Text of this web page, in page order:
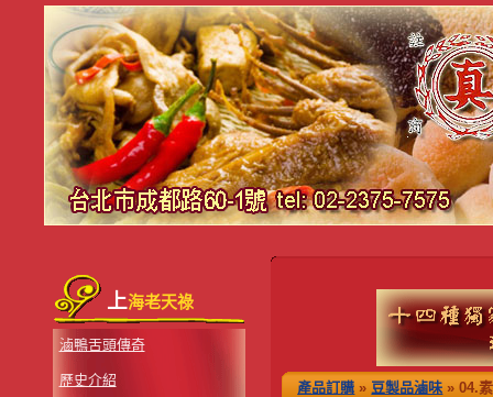
上海老天祿
滷鴨舌頭傳奇
歷史介紹 產品訂購 »豆製品滷味 » 04.